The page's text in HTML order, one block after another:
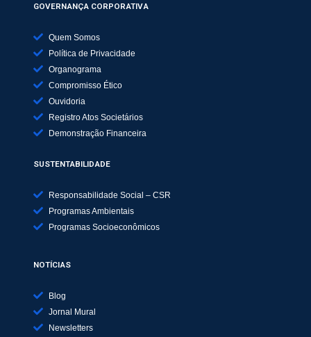
GOVERNANÇA CORPORATIVA
Quem Somos
Política de Privacidade
Organograma
Compromisso Ético
Ouvidoria
Registro Atos Societários
Demonstração Financeira
SUSTENTABILIDADE
Responsabilidade Social – CSR
Programas Ambientais
Programas Socioeconômicos
NOTÍCIAS
Blog
Jornal Mural
Newsletters